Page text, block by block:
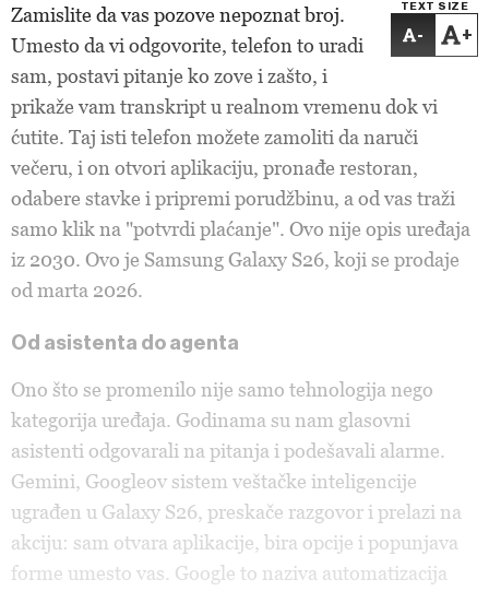
TEXT SIZE
- +
Zamislite da vas pozove nepoznat broj.
Umesto da vi odgovorite, telefon to uradi
sam, postavi pitanje ko zove i zašto, i
prikaže vam transkript u realnom vremenu dok vi
ćutite. Taj isti telefon možete zamoliti da naruči
večeru, i on otvori aplikaciju, pronađe restoran,
odabere stavke i pripremi porudžbinu, a od vas traži
samo klik na "potvrdi plaćanje". Ovo nije opis uređaja
iz 2030. Ovo je Samsung Galaxy S26, koji se prodaje
od marta 2026.
Od asistenta do agenta
Ono što se promenilo nije samo tehnologija nego
kategorija uređaja. Godinama su nam glasovni
asistenti odgovarali na pitanja i podešavali alarme.
Gemini, Googleov sistem veštačke inteligencije
ugrađen u Galaxy S26, preskače razgovor i prelazi na
akciju: sam otvara aplikacije, bira opcije i popunjava
forme umesto vas. Google to naziva automatizacija